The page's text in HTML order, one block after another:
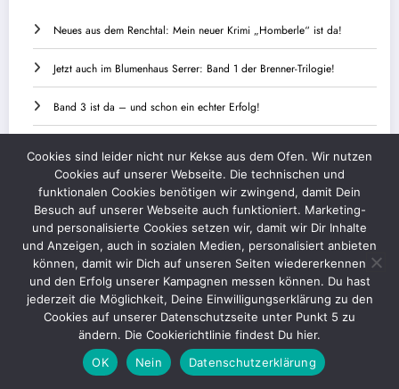
Neues aus dem Renchtal: Mein neuer Krimi „Homberle“ ist da!
Jetzt auch im Blumenhaus Serrer: Band 1 der Brenner-Trilogie!
Band 3 ist da – und schon ein echter Erfolg!
Am 25. Januar 2025 ist es wieder so weit – meine zweite Buchlesung
steht an!
Kontakt Datenschutz
Impressum
© 2026 by Iris Klauenberg | Powered BySpiceThemes
Cookies sind leider nicht nur Kekse aus dem Ofen. Wir nutzen
Cookies auf unserer Webseite. Die technischen und
funktionalen Cookies benötigen wir zwingend, damit Dein
Besuch auf unserer Webseite auch funktioniert. Marketing-
und personalisierte Cookies setzen wir, damit wir Dir Inhalte
und Anzeigen, auch in sozialen Medien, personalisiert anbieten
können, damit wir Dich auf unseren Seiten wiedererkennen
und den Erfolg unserer Kampagnen messen können. Du hast
jederzeit die Möglichkeit, Deine Einwilligungserklärung zu den
Cookies auf unserer Datenschutzseite unter Punkt 5 zu
ändern. Die Cookierichtlinie findest Du hier.
OK
Nein Datenschutzerklärung